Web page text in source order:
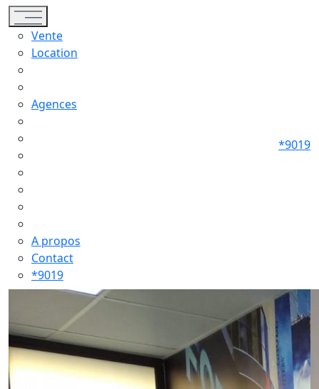
Toggle navigation
Vente
Location
Agences
A propos
Contact
*9019
*9019